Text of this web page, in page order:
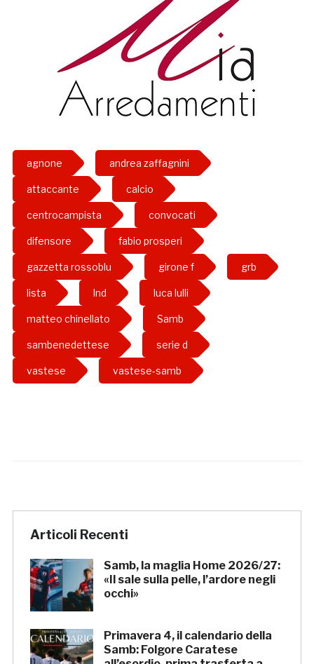
agnone andrea zaffagnini
attaccante calcio
centrocampista convocati
difensore fabio prosperi
gazzetta rossoblu girone f grb
lista lnd luca lulli
matteo chinellato Samb
sambenedettese serie d
vastese vastese-samb
Articoli Recenti
Samb, la maglia Home 2026/27:
«Il sale sulla pelle, l’ardore negli
occhi»
Primavera 4, il calendario della
Samb: Folgore Caratese